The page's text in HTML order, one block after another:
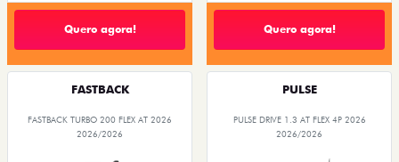
Quero agora! Quero agora!
FASTBACK
FASTBACK TURBO 200 FLEX AT 2026
2026/2026
PULSE
PULSE DRIVE 1.3 AT FLEX 4P 2026
2026/2026